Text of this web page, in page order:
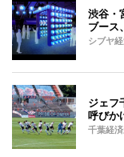
渋谷・
ブース
シブヤ
ジェフ
呼びか
千葉経